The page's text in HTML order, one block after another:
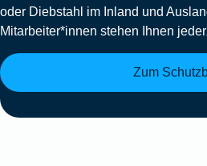
oder Diebstahl im Inland und
Mitarbeiter*innen stehen Ihnen
Zum